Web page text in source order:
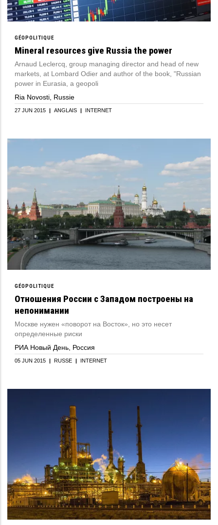
GÉOPOLITIQUE
Mineral resources give Russia the power
Arnaud Leclercq, group managing director and head of new
markets, at Lombard Odier and author of the book, "Russian
power in Eurasia, a geopoli
Ria Novosti, Russie
27 JUN 2015 | ANGLAIS | INTERNET
GÉOPOLITIQUE
Отношения России с Западом построены на
непонимании
Москве нужен «поворот на Восток», но это несет
определенные риски
РИА Новый День, Россия
05 JUN 2015 | RUSSE | INTERNET